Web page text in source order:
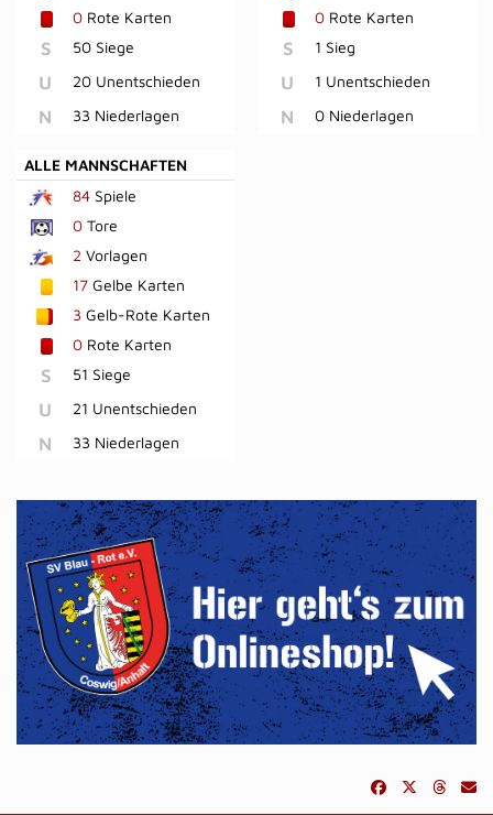
0 Rote Karten
S 50 Siege
U 20 Unentschieden
N 33 Niederlagen
0Rote Karten
S 1 Sieg
U 1 Unentschieden
N 0 Niederlagen
ALLE MANNSCHAFTEN
84 Spiele
0 Tore
2 Vorlagen
17 Gelbe Karten
3 Gelb-Rote Karten
0 Rote Karten
S 51 Siege
U 21 Unentschieden
N 33 Niederlagen